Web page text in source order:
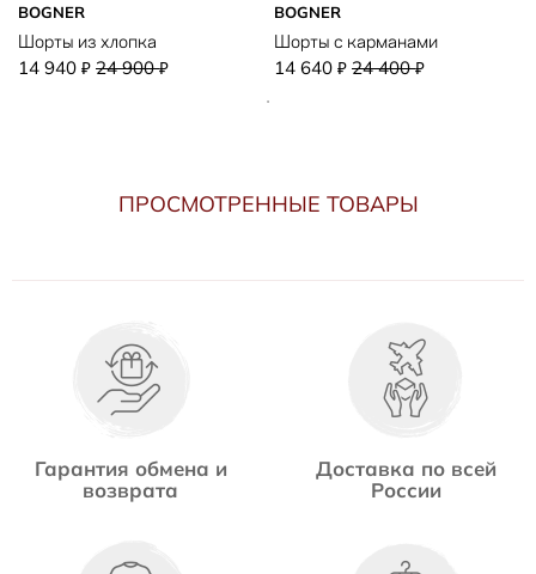
BOGNER
Шорты из хлопка
14 940 ₽ 24 900₽
BOGNER
Шорты с карманами
14 640 ₽ 24 400₽
ПРОСМОТРЕННЫЕ ТОВАРЫ
Гарантия обмена и
возврата
Доставка по всей
России